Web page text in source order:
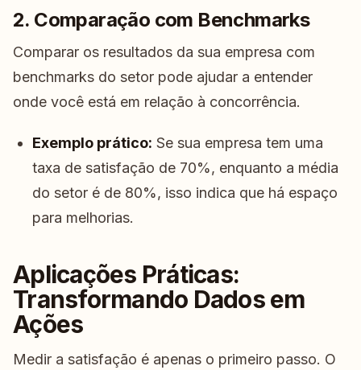
2. Comparação com Benchmarks
Comparar os resultados da sua empresa com
benchmarks do setor pode ajudar a entender
onde você está em relação à concorrência.
Exemplo prático: Se sua empresa tem uma
taxa de satisfação de 70%, enquanto a média
do setor é de 80%, isso indica que há espaço
para melhorias.
Aplicações Práticas:
Transformando Dados em
Ações
Medir a satisfação é apenas o primeiro passo. O